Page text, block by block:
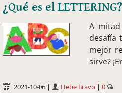
¿Qué es el
A
desafía
mejor
sirve?
2021-10-06 | Hebe Bravo | 0